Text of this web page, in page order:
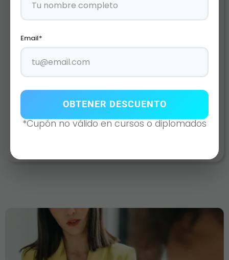
WP-100 FRAPUCCINO SOBRE
DE 30 GR
Email*
OBTENER DESCUENTO
*Cupón no válido en cursos o diplomados